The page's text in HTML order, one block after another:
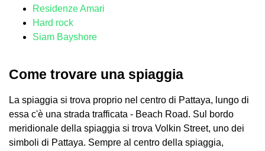
Residenze Amari
Hard rock
Siam Bayshore
Come trovare una spiaggia
La spiaggia si trova proprio nel centro di Pattaya, lungo di
essa c'è una strada trafficata - Beach Road. Sul bordo
meridionale della spiaggia si trova Volkin Street, uno dei
simboli di Pattaya. Sempre al centro della spiaggia,